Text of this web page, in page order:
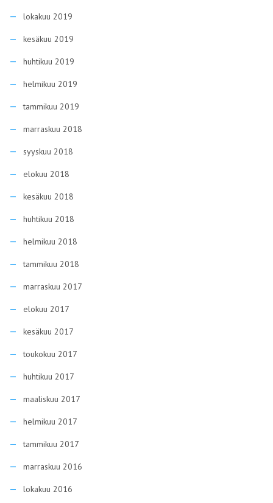
lokakuu 2019
kesäkuu 2019
huhtikuu 2019
helmikuu 2019
tammikuu 2019
marraskuu 2018
syyskuu 2018
elokuu 2018
kesäkuu 2018
huhtikuu 2018
helmikuu 2018
tammikuu 2018
marraskuu 2017
elokuu 2017
kesäkuu 2017
toukokuu 2017
huhtikuu 2017
maaliskuu 2017
helmikuu 2017
tammikuu 2017
marraskuu 2016
lokakuu 2016